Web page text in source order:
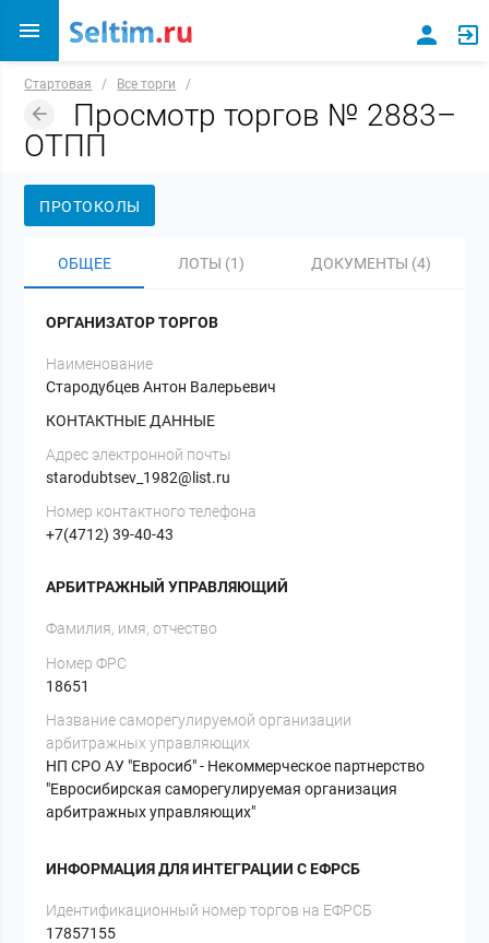
Стартовая / Все торги /
Просмотр торгов № 2883–
ОТПП
ПРОТОКОЛЫ
ОБЩЕЕ ЛОТЫ (1) ДОКУМЕНТЫ (4)
ОРГАНИЗАТОР ТОРГОВ
Наименование
Стародубцев Антон Валерьевич
КОНТАКТНЫЕ ДАННЫЕ
Адрес электронной почты
starodubtsev_1982@list.ru
Номер контактного телефона
+7(4712) 39-40-43
АРБИТРАЖНЫЙ УПРАВЛЯЮЩИЙ
Фамилия, имя, отчество
Номер ФРС
18651
Название саморегулируемой организации
арбитражных управляющих
НП СРО АУ "Евросиб" - Некоммерческое партнерство
"Евросибирская саморегулируемая организация
арбитражных управляющих"
ИНФОРМАЦИЯ ДЛЯ ИНТЕГРАЦИИ С ЕФРСБ
Идентификационный номер торгов на ЕФРСБ
17857155